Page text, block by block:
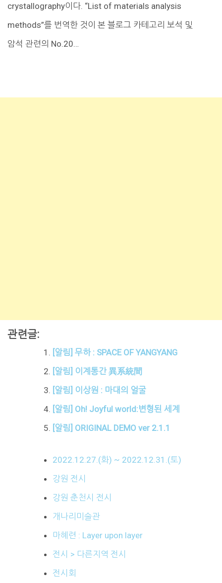
crystallography이다. “List of materials analysis
methods”를 번역한 것이 본 블로그 카테고리 보석 및
암석 관련의 No.20…
관련글:
[알림] 무하 : SPACE OF YANGYANG
[알림] 이계통간 異系統間
[알림] 이상원 : 마대의 얼굴
[알림] Oh! Joyful world:변형된 세계
[알림] ORIGINAL DEMO ver 2.1.1
2022.12.27.(화) ~ 2022.12.31.(토)
강원 전시
강원 춘천시 전시
개나리미술관
마혜련 : Layer upon layer
전시 > 다른지역 전시
전시회